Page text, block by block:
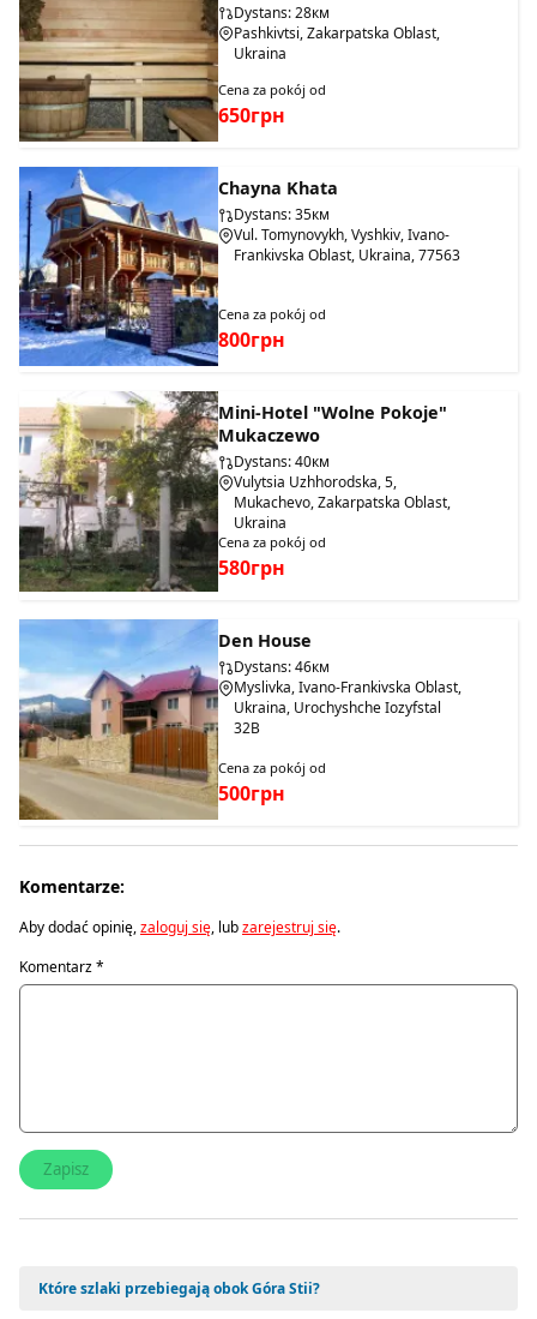
Dystans: 28км
Pashkivtsi, Zakarpatska Oblast,
Ukraina
Cena za pokój od
650грн
Chayna Khata
Dystans: 35км
Vul. Tomynovykh, Vyshkiv, Ivano-
Frankivska Oblast, Ukraina, 77563
Cena za pokój od
800грн
Mini-Hotel "Wolne Pokoje"
Mukaczewo
Dystans: 40км
Vulytsia Uzhhorodska, 5,
Mukachevo, Zakarpatska Oblast,
Ukraina
Cena za pokój od
580грн
Den House
Dystans: 46км
Myslivka, Ivano-Frankivska Oblast,
Ukraina, Urochyshche Iozyfstal
32B
Cena za pokój od
500грн
Komentarze:
Aby dodać opinię,zaloguj się, lubzarejestruj się.
Komentarz*
Które szlaki przebiegają obok Góra Stii?